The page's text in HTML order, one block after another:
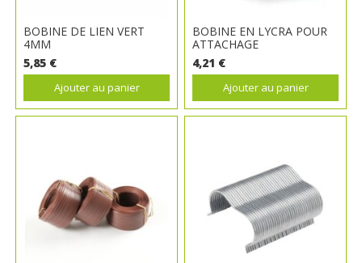
BOBINE DE LIEN VERT
4MM
5,85 €
Ajouter au panier
BOBINE EN LYCRA POUR
ATTACHAGE
4,21 €
Ajouter au panier